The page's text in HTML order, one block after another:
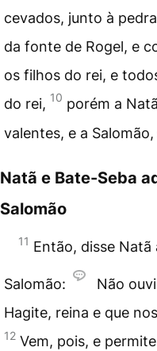
cevados, junto à
da fonte de Rogel, e
os filhos do rei, e
do rei, 10 porém a
valentes, e a
Natã e Bate-Seba
Salomão
11 Então, disse Natã
Salomão:
Não
Hagite, reina e que
12 Vem, pois, e